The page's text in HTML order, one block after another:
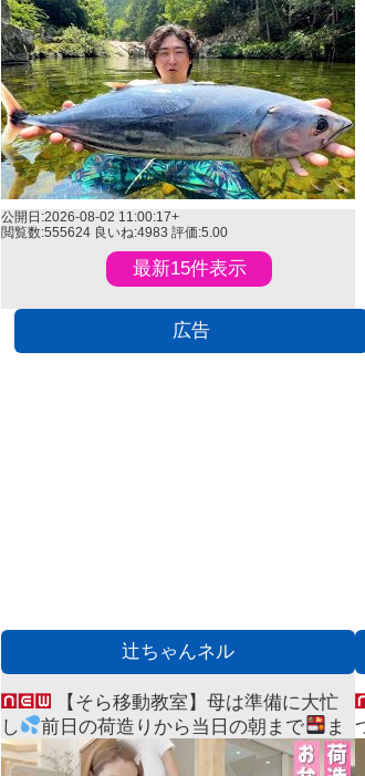
公開日:2026-08-02 11:00:17+
閲覧数:555624 良いね:4983 評価:5.00
最新15件表示
広告
辻ちゃんネル
【そら移動教室】母は準備に大忙
し
前日の荷造りから当日の朝まで
ま
さかの寝坊で、、、